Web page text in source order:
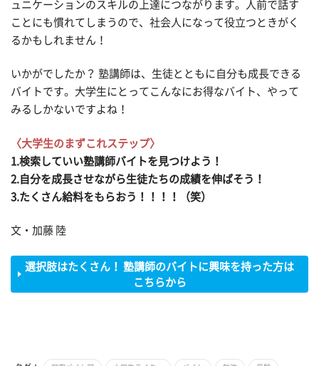
ュニケーションのスキルの上達につながります。人前で話す
ことにも慣れてしまうので、社会人になって役立つときがく
るかもしれません！
いかがでしたか？ 塾講師は、生徒とともに自分も成長できる
バイトです。大学生にとってこんなにお得なバイト、やって
みるしかないですよね！
〈大学生のまずこれステップ〉
1.検索していい塾講師バイトを見つけよう！
2.自分を成長させながら生徒たちの成績を伸ばそう！
3.たくさん給料をもらおう！！！！（笑）
文・加藤 陸
選択肢はたくさん！ 塾講師のバイトに興味を持った方は
こちらから